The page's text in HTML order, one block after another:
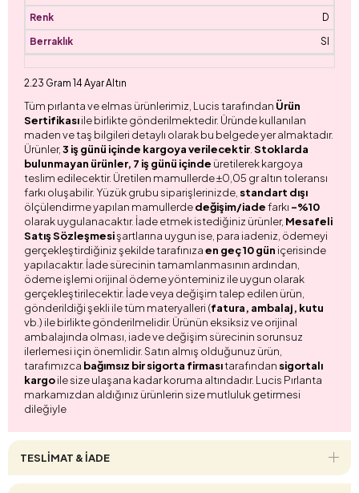
D
SI
2.23 Gram 14 Ayar Altın
Tüm pırlanta ve elmas ürünlerimiz, Lucis tarafından Ürün
Sertifikasıile birlikte gönderilmektedir. Üründe kullanılan
maden ve taş bilgileri detaylı olarak bu belgede yer almaktadır.
Ürünler,3 iş günü içinde kargoya verilecektir. Stoklarda
bulunmayan ürünler, 7 iş günü içinde üretilerek kargoya
teslim edilecektir. Üretilen mamullerde ±0,05 gr altın toleransı
farkı oluşabilir. Yüzük grubu siparişlerinizde, standart dışı
ölçülendirme yapılan mamullerdedeğişim/iadefarkı -%10
olarak uygulanacaktır. İade etmek istediğiniz ürünler, Mesafeli
Satış Sözleşmesişartlarına uygun ise, para iadeniz, ödemeyi
gerçekleştirdiğiniz şekilde tarafınızaen geç 10 gün içerisinde
yapılacaktır. İade sürecinin tamamlanmasının ardından,
ödeme işlemi orijinal ödeme yönteminiz ile uygun olarak
gerçekleştirilecektir. İade veya değişim talep edilen ürün,
gönderildiği şekli ile tüm materyalleri (fatura, ambalaj, kutu
vb.) ile birlikte gönderilmelidir. Ürünün eksiksiz ve orijinal
ambalajında olması, iade ve değişim sürecinin sorunsuz
ilerlemesi için önemlidir. Satın almış olduğunuz ürün,
tarafımızca bağımsız bir sigorta firmasıtarafından sigortalı
kargoile size ulaşana kadar koruma altındadır. Lucis Pırlanta
markamızdan aldığınız ürünlerin size mutluluk getirmesi
dileğiyle
TESLİMAT & İADE